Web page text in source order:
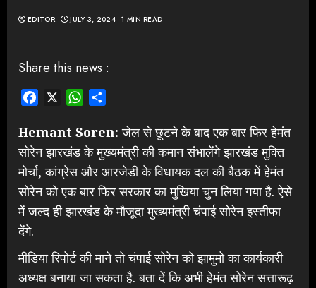
EDITOR JULY 3, 2024 1 MIN READ
Share this news :
Facebook WhatsApp
Hemant Soren:जेल से छूटने के बाद एक बार फिर हेमंत
सोरेन झारखंड के मुख्यमंत्री की कमान संभालेंगे झारखंड मुक्ति
मोर्चा, कांग्रेस और आरजेडी के विधायक दल की बैठक में हेमंत
सोरेन को एक बार फिर सरकार का मुखिया चुन लिया गया है. ऐसे
में जल्द ही झारखंड के मौजूदा मुख्यमंत्री चंपाई सोरेन इस्तीफा
देंगे.
मीडिया रिपोर्ट की माने तो चंपाई सोरेन को झामुमो का कार्यकारी
अध्यक्ष बनाया जा सकता है. बता दें कि अभी हेमंत सोरेन सत्तारूढ़